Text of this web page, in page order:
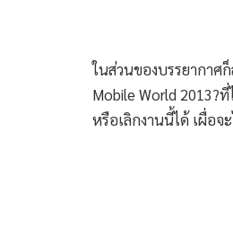
ในส่วนของบรรยากาศ
Mobile World 2013?
หรือเลิกงานนี้ได้ เผื่อจ